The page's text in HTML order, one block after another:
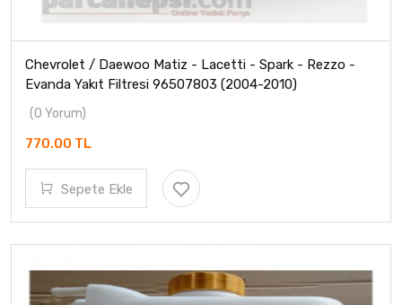
Chevrolet / Daewoo Matiz - Lacetti - Spark - Rezzo -
Evanda Yakıt Filtresi 96507803 (2004-2010)
(0 Yorum)
770.00 TL
Sepete Ekle